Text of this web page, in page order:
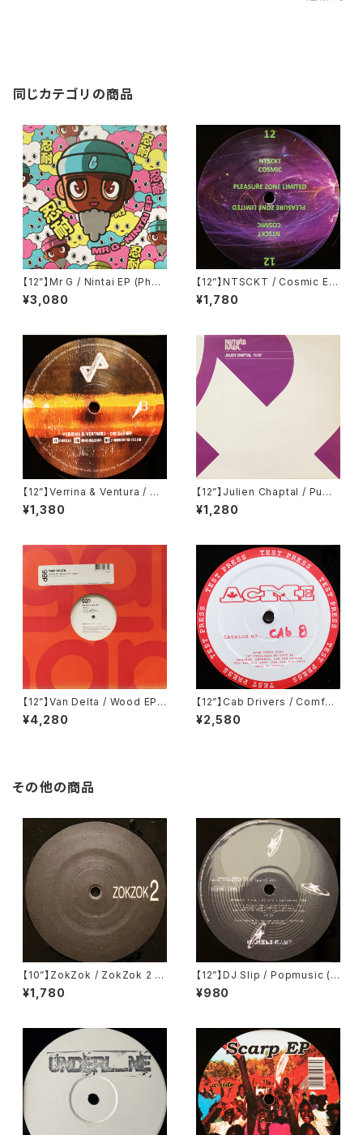
同じカテゴリの商品
【12”】Mr G / Nintai EP (Phoe
nix G.) (PG077)
¥3,080
【12”】NTSCKT / Cosmic EP
(Pleasure Zone Limited) (P
LZ012LTD)
¥1,780
【12”】Verrina & Ventura / Co
clea EP (Propaganda Reco
rds) (PR002)
¥1,380
【12”】Julien Chaptal / Pump
(Remote Area) (Remote02
5)
¥1,280
【12”】Van Delta / Wood EP
(Groove Attack Production
s) (GAP 083)
¥4,280
【12”】Cab Drivers / Comfort
Inn EP (Cabinet Records)
(cab 8)
¥2,580
その他の商品
【10”】ZokZok / ZokZok 2 (Z
OKZOK) (ZOKZOK2)
¥1,780
【12”】DJ Slip / Popmusic (K
anzleramt) (KA 26)
¥980